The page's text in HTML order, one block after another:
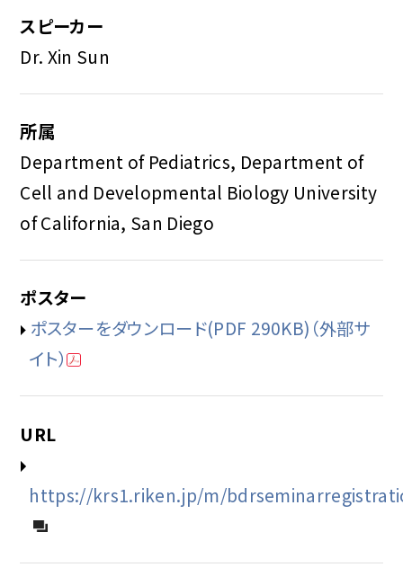
スピーカー
Dr. Xin Sun
所属
Department of Pediatrics, Department of
Cell and Developmental Biology University
of California, San Diego
ポスター
ポスターをダウンロード(PDF 290KB)（外部サ
イト）
URL
https://krs1.riken.jp/m/